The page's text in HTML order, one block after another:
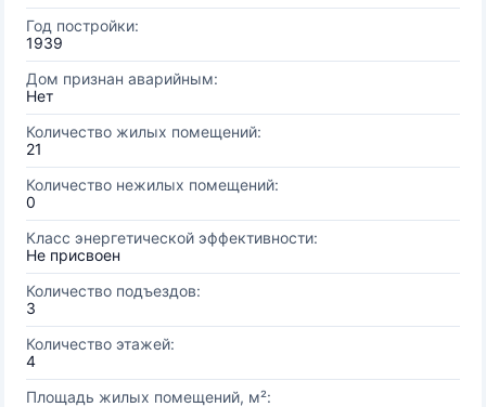
Год постройки:
1939
Дом признан аварийным:
Нет
Количество жилых помещений:
21
Количество нежилых помещений:
0
Класс энергетической эффективности:
Не присвоен
Количество подъездов:
3
Количество этажей:
4
Площадь жилых помещений, м²: